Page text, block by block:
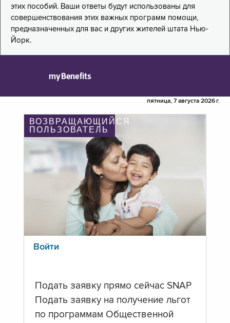
этих пособий. Ваши ответы будут использованы для
совершенствования этих важных программ помощи,
предназначенных для вас и других жителей штата Нью-
Йорк.
myBenefits
пятница, 7 августа 2026 г.
ВОЗВРАЩАЮЩИЙСЯ
ПОЛЬЗОВАТЕЛЬ
Войти
Подать заявку прямо сейчас SNAP
Подать заявку на получение льгот
по программам Общественной